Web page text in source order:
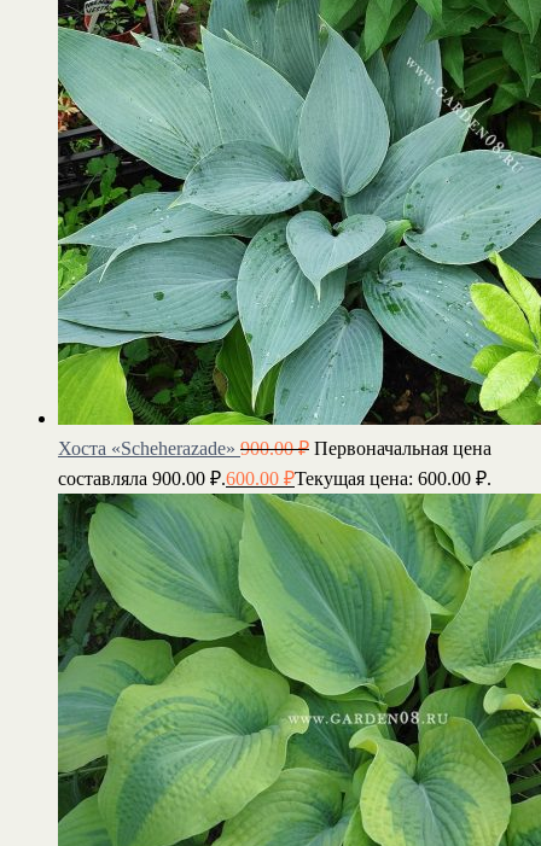
Хоста «Scheherazade» 900.00₽ Первоначальная цена
составляла 900.00 ₽.600.00 ₽Текущая цена: 600.00 ₽.